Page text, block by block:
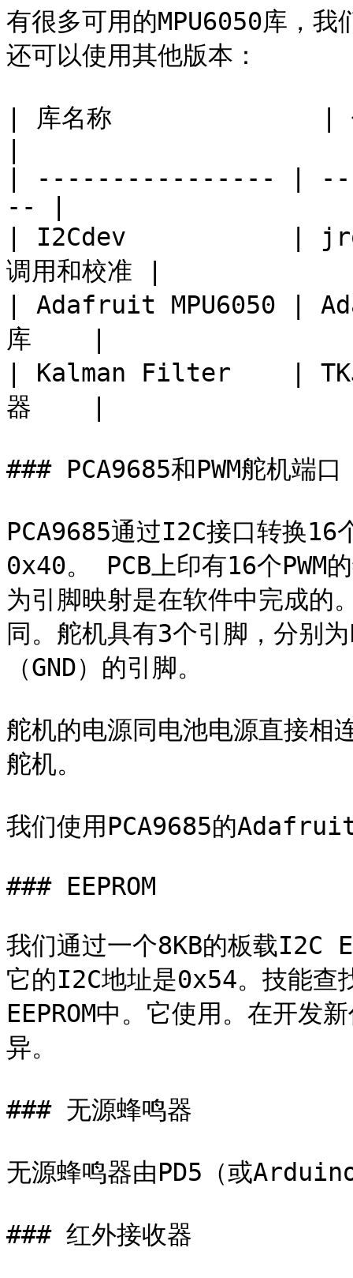
有很多可用的MPU6050库，
还可以使用其他版本：
| 库名称              |
| ---------------- |
-- |
| I2Cdev           |
调用和校准 |
| Adafruit MPU6050 |
库    |
| Kalman Filter    |
器    |
### PCA9685和PWM舵机端
PCA9685通过I2C接口转换16
0x40。 PCB上印有16个PWM
为引脚映射是在软件中完成的
同。舵机具有3个引脚，分别
（GND）的引脚。
舵机的电源同电池电源直接相
舵机。
我们使用PCA9685的Adafruit
### EEPROM
我们通过一个8KB的板载I2C
它的I2C地址是0x54。技能查
EEPROM中。它使用。在开发
异。
### 无源蜂鸣器
无源蜂鸣器由PD5（或
### 红外接收器